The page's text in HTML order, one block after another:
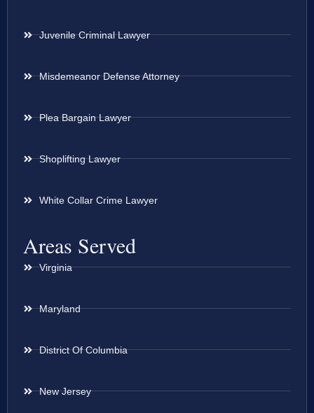
Juvenile Criminal Lawyer
Misdemeanor Defense Attorney
Plea Bargain Lawyer
Shoplifting Lawyer
White Collar Crime Lawyer
Areas Served
Virginia
Maryland
District Of Columbia
New Jersey